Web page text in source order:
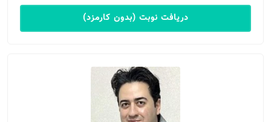
دریافت نوبت (بدون کارمزد)